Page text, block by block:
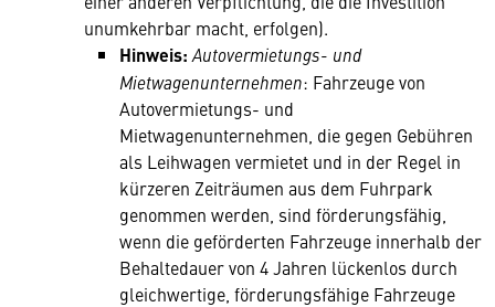
unumkehrbar macht, erfolgen).
Hinweis: Autovermietungs- und
Mietwagenunternehmen: Fahrzeuge von
Autovermietungs- und
Mietwagenunternehmen, die gegen Gebühren
als Leihwagen vermietet und in der Regel in
kürzeren Zeiträumen aus dem Fuhrpark
genommen werden, sind förderungsfähig,
wenn die geförderten Fahrzeuge innerhalb der
Behaltedauer von 4 Jahren lückenlos durch
gleichwertige, förderungsfähige Fahrzeuge